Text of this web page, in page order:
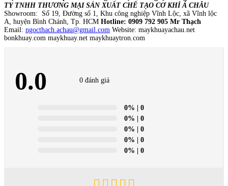
TY TNHH THƯƠNG MẠI SẢN XUẤT CHẾ TẠO CƠ KHÍ Á CHÂU
Showroom: Số 19, Đường số 1, Khu công nghiệp Vĩnh Lộc, xã Vĩnh lộc
A, huyện Bình Chánh, Tp. HCM Hotline: 0909 792 905 Mr Thạch
Email: ngocthach.achau@gmail.com Website: maykhuayachau.net
bonkhuay.com maykhuay.net maykhuaytron.com
0.0 0 đánh giá
0% | 0
0% | 0
0% | 0
0% | 0
0% | 0